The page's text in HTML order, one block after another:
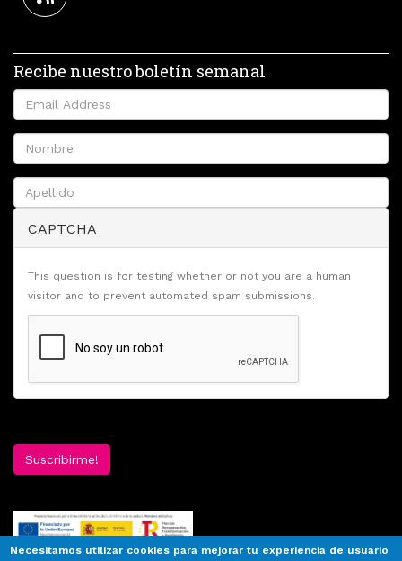
Recibe nuestro boletín semanal
CAPTCHA
This question is for testing whether or not you are a human
visitor and to prevent automated spam submissions.
Suscribirme!
Necesitamos utilizar cookies para mejorar tu experiencia de usuario